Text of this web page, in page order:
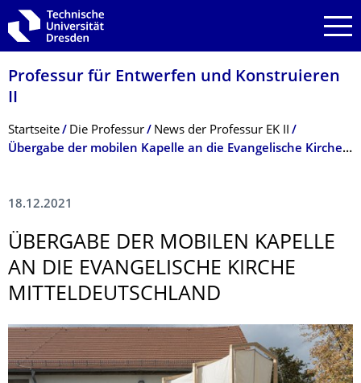
Zur Hauptnavigation springen
Zur Suche springen
Zum Inhalt springen
Professur für Entwerfen und Konstruieren
II
Breadcrumb-Menü
Startseite Die Professur
News der Professur EK II
Übergabe der mobilen Kapelle an die Evangelische Kirche Mitteldeutschland
18.12.2021
ÜBERGABE DER MOBILEN KAPELLE
AN DIE EVANGELISCHE KIRCHE
MITTELDEUTSCH­LAND